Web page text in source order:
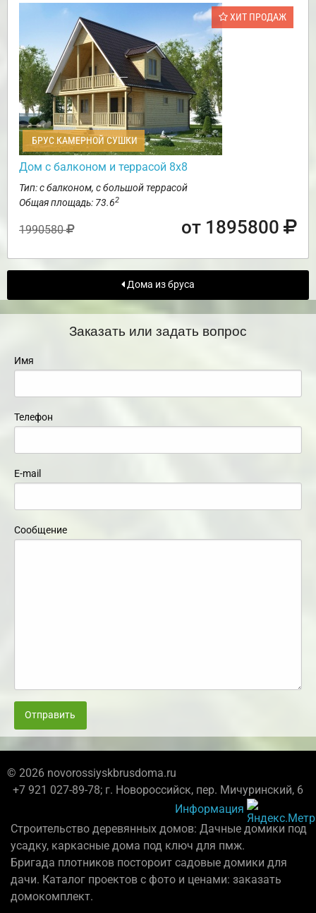
ХИТ ПРОДАЖ
БРУС КАМЕРНОЙ СУШКИ
Дом с балконом и террасой 8х8
Тип: с балконом, с большой террасой
Общая площадь: 73.62
1990580 от 1895800
Дома из бруса
Заказать или задать вопрос
Имя
Телефон
E-mail
Сообщение
Отправить
© 2026 novorossiyskbrusdoma.ru
+7 921 027-89-78; г. Новороссийск, пер. Мичуринский, 6
Информация
Строительство деревянных домов: Дачные домики под
усадку, каркасные дома под ключ для пмж.
Бригада плотников постороит садовые домики для
дачи. Каталог проектов с фото и ценами: заказать
домокомплект.